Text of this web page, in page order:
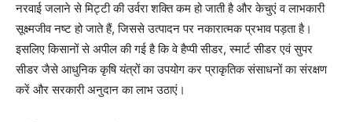
नरवाई जलाने से मिट्टी की उर्वरा शक्ति कम हो जाती है और केचुएं व लाभकारी
सूक्ष्मजीव नष्ट हो जाते हैं, जिससे उत्पादन पर नकारात्मक प्रभाव पड़ता है।
इसलिए किसानों से अपील की गई है कि वे हैप्पी सीडर, स्मार्ट सीडर एवं सुपर
सीडर जैसे आधुनिक कृषि यंत्रों का उपयोग कर प्राकृतिक संसाधनों का संरक्षण
करें और सरकारी अनुदान का लाभ उठाएं।